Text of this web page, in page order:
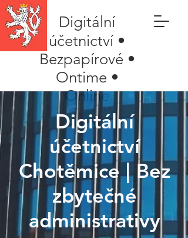
Digitální
účetnictví •
Bezpapírové •
Ontime •
Online
Digitální
účetnictví
Chotěmice | Bez
zbytečné
administrativy